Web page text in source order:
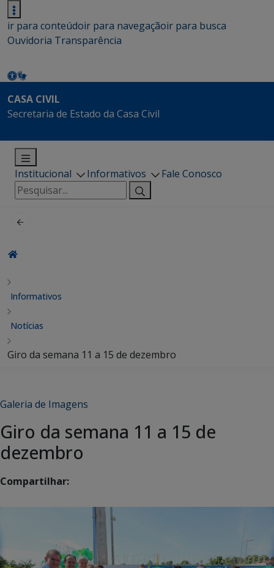
ir para conteúdoir para navegaçãoir para busca
Ouvidoria Transparência
CASA CIVIL
Secretaria de Estado da Casa Civil
Institucional Informativos
Fale Conosco
Pesquisar
por:
Informativos
Notícias
Giro da semana 11 a 15 de dezembro
Galeria de Imagens
Giro da semana 11 a 15 de
dezembro
Compartilhar: